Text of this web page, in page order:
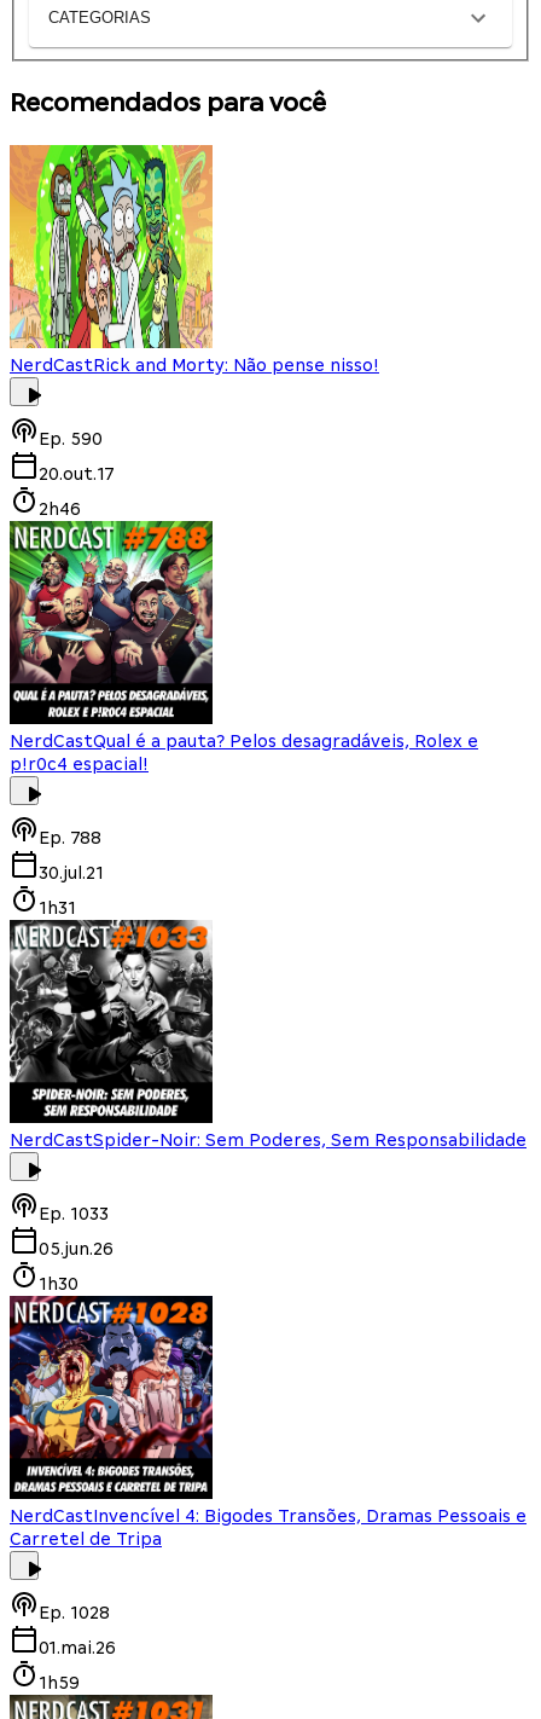
CATEGORIAS
Recomendados para você
NerdCastRick and Morty: Não pense nisso!
Ep. 590
20.out.17
2h46
NerdCastQual é a pauta? Pelos desagradáveis, Rolex e
p!r0c4 espacial!
Ep. 788
30.jul.21
1h31
NerdCastSpider-Noir: Sem Poderes, Sem Responsabilidade
Ep. 1033
05.jun.26
1h30
NerdCastInvencível 4: Bigodes Transões, Dramas Pessoais e
Carretel de Tripa
Ep. 1028
01.mai.26
1h59